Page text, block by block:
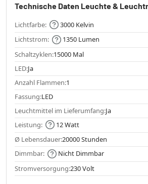
Technische Daten Leuchte &
Lichtfarbe:
3000 Kelvin
Lichtstrom:
1350 Lumen
Schaltzyklen:15000 Mal
LED:Ja
Anzahl Flammen:1
Fassung:LED
Leuchtmittel im Lieferumfang:Ja
Leistung:
12 Watt
Ø Lebensdauer:20000 Stunden
Dimmbar:
Nicht Dimmbar
Stromversorgung:230 Volt